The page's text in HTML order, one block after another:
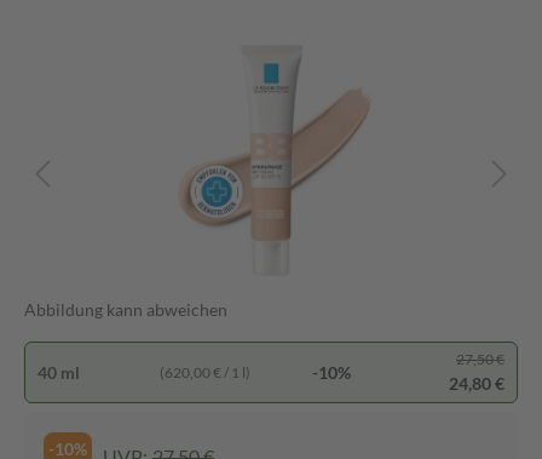
Abbildung kann abweichen
40 ml (620,00 € / 1 l) -10%
27,50 €
24,80 €
-10%